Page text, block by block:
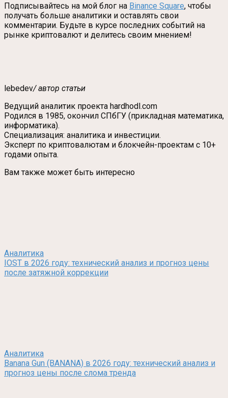
Подписывайтесь на мой блог на Binance Square, чтобы
получать больше аналитики и оставлять свои
комментарии. Будьте в курсе последних событий на
рынке криптовалют и делитесь своим мнением!
lebedev/ автор статьи
Ведущий аналитик проекта hardhodl.com
Родился в 1985, окончил СПбГУ (прикладная математика,
информатика).
Специализация: аналитика и инвестиции.
Эксперт по криптовалютам и блокчейн-проектам с 10+
годами опыта.
Вам также может быть интересно
Аналитика
IOST в 2026 году: технический анализ и прогноз цены
после затяжной коррекции
Аналитика
Banana Gun (BANANA) в 2026 году: технический анализ и
прогноз цены после слома тренда